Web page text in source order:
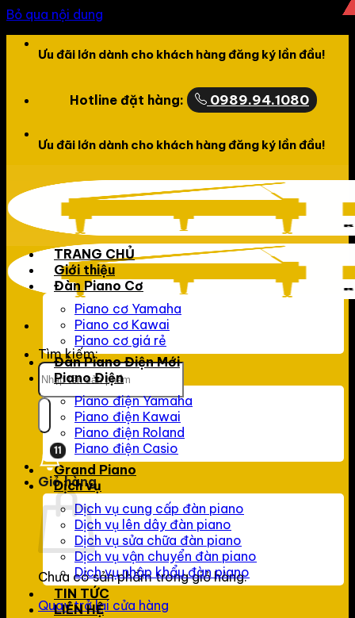
Bỏ qua nội dung
Chào mừng bạn đến với website của LCPiano
Hotline đặt hàng: 0989.94.1080
Chào mừng bạn đến với website của LCPiano
Tìm kiếm:
11
Giỏ hàng
Chưa có sản phẩm trong giỏ hàng.
Quay trở lại cửa hàng
TRANG CHỦ
Giới thiệu
Đàn Piano Cơ
Piano cơ Yamaha
Piano cơ Kawai
Piano cơ giá rẻ
Đàn Piano Điện Mới
Piano Điện
Piano điện Yamaha
Piano điện Kawai
Piano điện Roland
Piano điện Casio
Grand Piano
Dịch vụ
Dịch vụ cung cấp đàn piano
Dịch vụ lên dây đàn piano
Dịch vụ sửa chữa đàn piano
Dịch vụ vận chuyển đàn piano
Dịch vụ nhập khẩu đàn piano
TIN TỨC
LIÊN HỆ